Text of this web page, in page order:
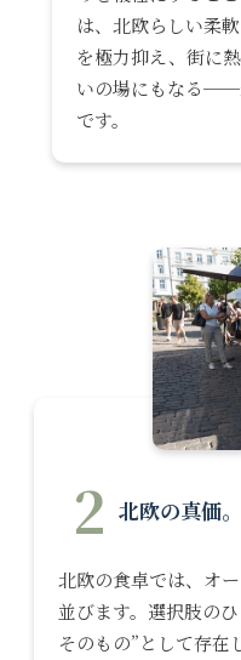
は、北欧らしい柔
を極力抑え、街に
いの場にもなる──
です。
2 北欧の真価
北欧の食卓では、オ
並びます。選択肢の
そのもの”として存在